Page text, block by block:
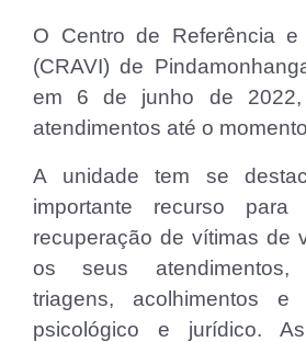
O Centro de Referência
(CRAVI) de
em 6 de junho de 2022,
atendimentos até o
A unidade tem se
importante recurso
recuperação de vítimas de
os seus
triagens, acolhimentos e
psicológico e jurídico.